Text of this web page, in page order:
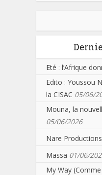
Eté : l’Afrique
Edito : Youssou
la CISAC 05/06/
Mouna, la
05/06/2026
Nare Productions
Massa 01/06/
My Way (Comme